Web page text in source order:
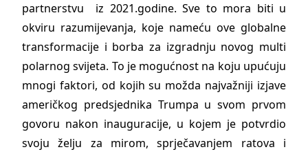
partnerstvu iz 2021.godine. Sve to mora biti u
okviru razumijevanja, koje nameću ove globalne
transformacije i borba za izgradnju novog multi
polarnog svijeta. To je mogućnost na koju upućuju
mnogi faktori, od kojih su možda najvažniji izjave
američkog predsjednika Trumpa u svom prvom
govoru nakon inauguracije, u kojem je potvrdio
svoju želju za mirom, sprječavanjem ratova i